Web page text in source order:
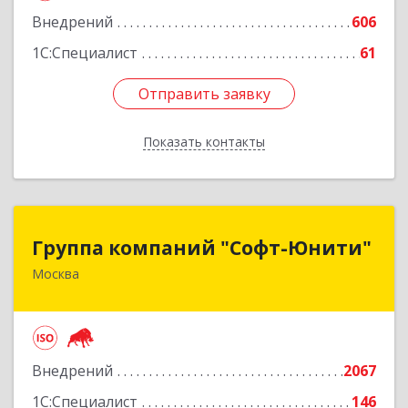
Внедрений
606
1С:Специалист
61
Отправить заявку
Показать контакты
Подробнее
Отправить заявку
Назад
Группа компаний "Софт-Юнити"
Москва
Внедрений
2067
1С:Специалист
146
Группа компаний "Софт-Юнити"
119334, Москва г, вн.тер.г. муниципальный
Подробнее